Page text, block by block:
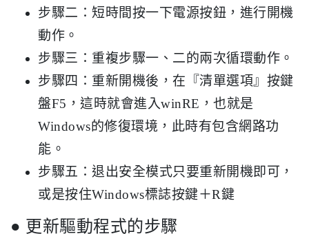
步驟二：短時間按一下電源按鈕，進行開機
動作。
步驟三：重複步驟一、二的兩次循環動作。
步驟四：重新開機後，在『清單選項』按鍵
盤F5，這時就會進入winRE，也就是
Windows的修復環境，此時有包含網路功
能。
步驟五：退出安全模式只要重新開機即可，
或是按住Windows標誌按鍵＋R鍵
● 更新驅動程式的步驟